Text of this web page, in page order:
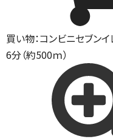
買い物：コンビニセブン
6分（約500ｍ）